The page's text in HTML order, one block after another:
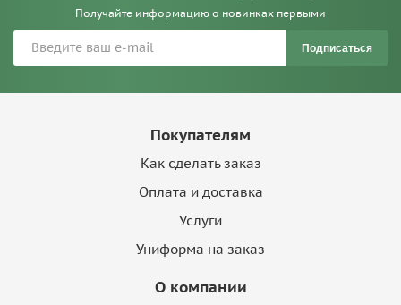
Получайте информацию о новинках первыми
Подписаться
Покупателям
Как сделать заказ
Оплата и доставка
Услуги
Униформа на заказ
О компании